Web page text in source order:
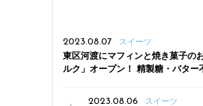
2023.08.07 スイーツ
東区河渡にマフィンと焼き菓子の
ルク」オープン！ 精製糖・バター
2023.08.06
スイーツ